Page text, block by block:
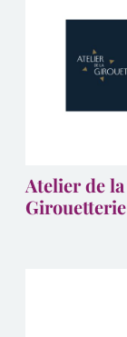
Atelier de la
Girouetterie